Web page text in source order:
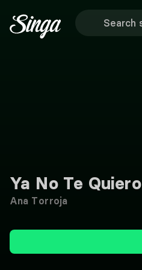
Ya No Te Quiero
Ana Torroja